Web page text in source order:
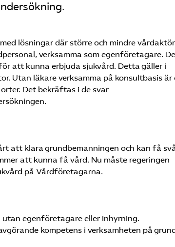
lösningar där större och mindre
verksamma som egenföretagare.
att kunna erbjuda sjukvård. Detta gäller i
Utan läkare verksamma på konsultbasis är
Det bekräftas i de svar
att klara grundbemanningen och kan få
att kunna få vård. Nu måste regeringen
på Vårdföretagarna.
egenföretagare eller inhyrning.
kompetens i verksamheten på